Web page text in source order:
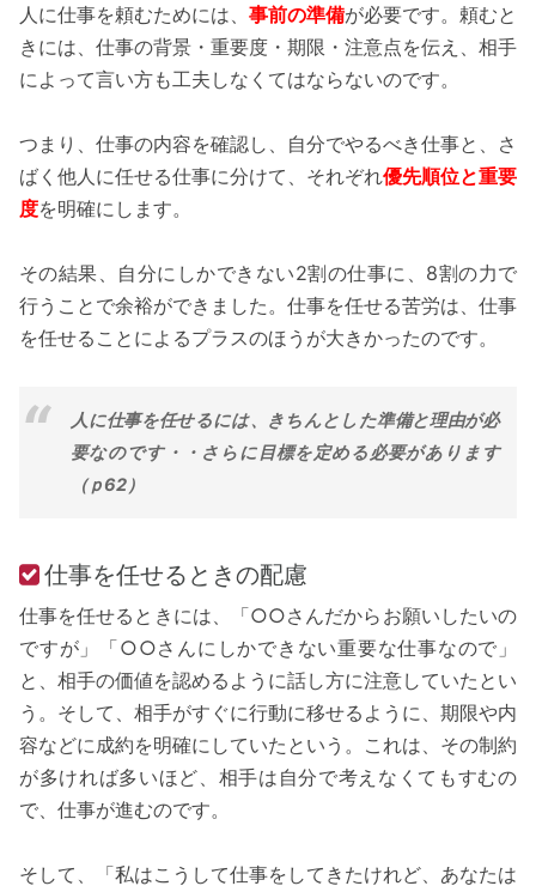
人に仕事を頼むためには、 事前の準備が必要です。頼むと
きには、仕事の背景・重要度・期限・注意点を伝え、相手
によって言い方も工夫しなくてはならないのです。
つまり、仕事の内容を確認し、自分でやるべき仕事と、さ
ばく他人に任せる仕事に分けて、それぞれ優先順位と重要
度を明確にします。
その結果、自分にしかできない2割の仕事に、8割の力で
行うことで余裕ができました。仕事を任せる苦労は、仕事
を任せることによるプラスのほうが大きかったのです。
人に仕事を任せるには、きちんとした準備と理由が必
要なのです・・さらに目標を定める必要があります
（ｐ62）
仕事を任せるときの配慮
仕事を任せるときには、「○○さんだからお願いしたいの
ですが」「○○さんにしかできない重要な仕事なので」
と、相手の価値を認めるように話し方に注意していたとい
う。そして、相手がすぐに行動に移せるように、期限や内
容などに成約を明確にしていたという。これは、その制約
が多ければ多いほど、相手は自分で考えなくてもすむの
で、仕事が進むのです。
そして、「私はこうして仕事をしてきたけれど、あなたは